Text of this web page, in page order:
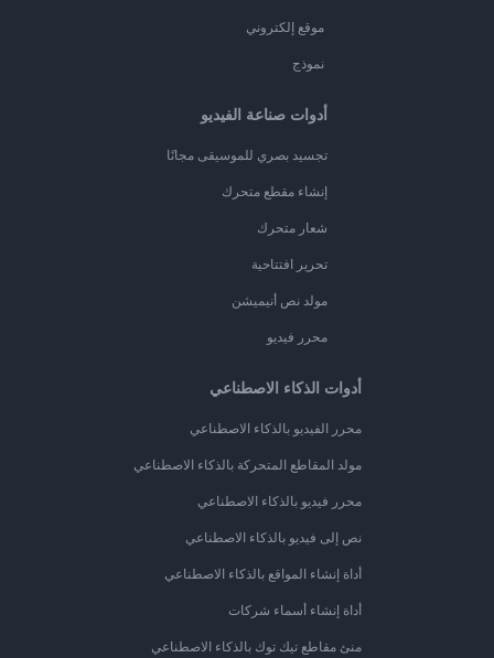
موقع إلكتروني
نموذج
أدوات صناعة الفيديو
تجسيد بصري للموسيقى مجانًا
إنشاء مقطع متحرك
شعار متحرك
تحرير افتتاحية
مولد نص أنيميشن
محرر فيديو
أدوات الذكاء الاصطناعي
محرر الفيديو بالذكاء الاصطناعي
مولد المقاطع المتحركة بالذكاء الاصطناعي
محرر فيديو بالذكاء الاصطناعي
نص إلى فيديو بالذكاء الاصطناعي
أداة إنشاء المواقع بالذكاء الاصطناعي
أداة إنشاء أسماء شركات
منئ مقاطع تيك توك بالذكاء الاصطناعي